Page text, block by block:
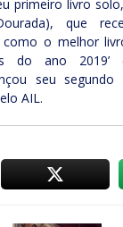
primeiro livro solo,
que
o melhor
do ano 2019’
seu segundo
AIL.